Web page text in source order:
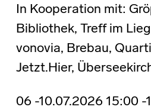
In Kooperation mit:
Bibliothek, Treff im
vonovia, Brebau,
Jetzt.Hier,
06 -10.07.2026 15:00 -